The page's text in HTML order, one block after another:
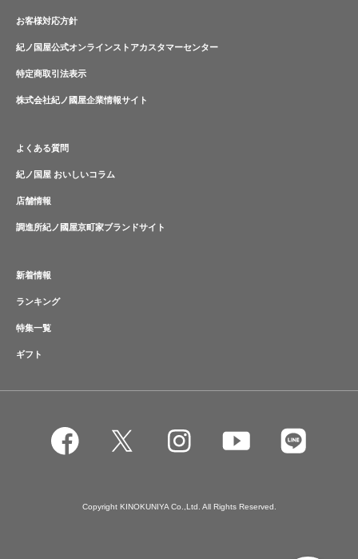
お客様対応方針
紀ノ国屋公式オンラインストアカスタマーセンター
特定商取引法表示
株式会社紀ノ國屋企業情報サイト
よくある質問
紀ノ国屋 おいしいコラム
店舗情報
調進所紀ノ國屋京町家ブランドサイト
新着情報
ランキング
特集一覧
ギフト
Copyright KINOKUNIYA Co.,Ltd. All Rights Reserved.